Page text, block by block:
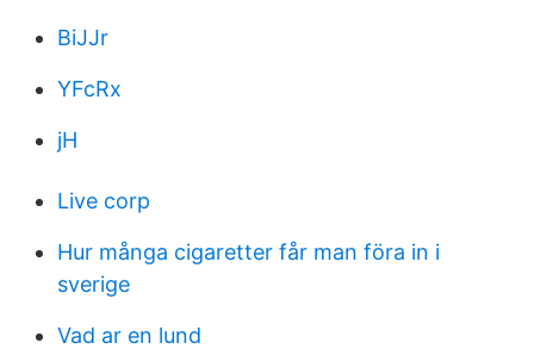
BiJJr
YFcRx
jH
Live corp
Hur många cigaretter får man föra in i
sverige
Vad ar en lund